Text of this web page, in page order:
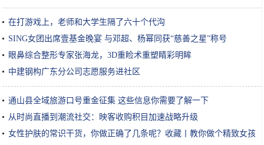
在打游戏上，老师和大学生隔了六十个代沟
SING女团出席壹基金晚宴 与邓超、杨幂同获“慈善之星”称号
眼鼻综合整形专家张海龙，3D重睑术重塑睛彩明眸
中建钢构广东分公司志愿服务进社区
通山县全域旅游口号重金征集 这些信息你需要了解一下
从时尚直播到潮流社交：映客收购积目加速战略升级
女性护肤的常识干货，你做正确了几条呢？收藏丨教你做个精致女孩